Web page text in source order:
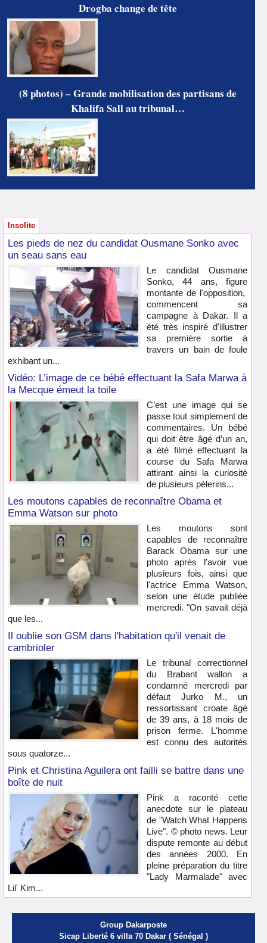
Drogba change de tête
(8 photos) – Grande mobilisation des partisans de
Khalifa Sall au tribunal…
Insolite
Les pieds de nez du candidat Ousmane Sonko avec
un seau sans eau
Le candidat Ousmane
Sonko, 44 ans, figure
montante de l'opposition,
commencent sa
campagne à Dakar. Il a
été très inspiré d'illustrer
sa première sortie à
travers un bain de foule
exhibant un...
Vidéo: L’image de ce bébé effectuant la Safa Marwa à
la Mecque émeut la toile
C’est une image qui se
passe tout simplement de
commentaires. Un bébé
qui doit être âgé d’un an,
a été filmé effectuant la
course du Safa Marwa
attirant ainsi la curiosité
de plusieurs pèlerins...
Les moutons capables de reconnaître Obama et
Emma Watson sur photo
Les moutons sont
capables de reconnaître
Barack Obama sur une
photo après l'avoir vue
plusieurs fois, ainsi que
l'actrice Emma Watson,
selon une étude publiée
mercredi. "On savait déjà
que les...
Il oublie son GSM dans l'habitation qu'il venait de
cambrioler
Le tribunal correctionnel
du Brabant wallon a
condamné mercredi par
défaut Jurko M., un
ressortissant croate âgé
de 39 ans, à 18 mois de
prison ferme. L'homme
est connu des autorités
sous quatorze...
Pink et Christina Aguilera ont failli se battre dans une
boîte de nuit
Pink a raconté cette
anecdote sur le plateau
de "Watch What Happens
Live". © photo news. Leur
dispute remonte au début
des années 2000. En
pleine préparation du titre
"Lady Marmalade" avec
Lil' Kim...
Group Dakarposte
Sicap Liberté 6 villa 70 Dakar ( Sénégal )